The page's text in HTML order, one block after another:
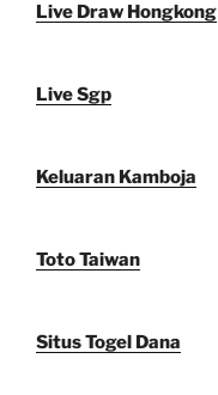
Live Draw Hongkong
Live Sgp
Keluaran Kamboja
Toto Taiwan
Situs Togel Dana